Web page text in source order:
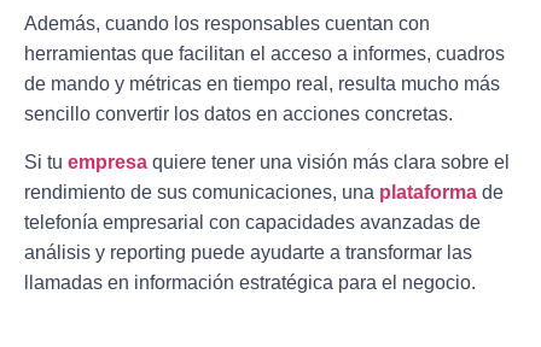
Además, cuando los responsables cuentan con
herramientas que facilitan el acceso a informes, cuadros
de mando y métricas en tiempo real, resulta mucho más
sencillo convertir los datos en acciones concretas.
Si tu empresa quiere tener una visión más clara sobre el
rendimiento de sus comunicaciones, una plataforma de
telefonía empresarial con capacidades avanzadas de
análisis y reporting puede ayudarte a transformar las
llamadas en información estratégica para el negocio.